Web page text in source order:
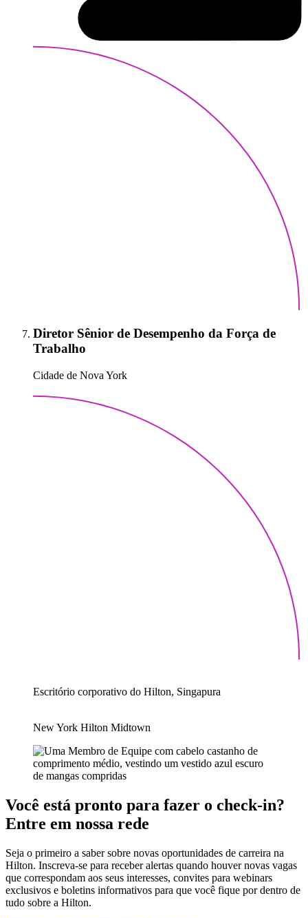
Diretor Sênior de Desempenho da Força de
Trabalho
Cidade de Nova York
Escritório corporativo do Hilton, Singapura
New York Hilton Midtown
Você está pronto para fazer o check-in?
Entre em nossa rede
Seja o primeiro a saber sobre novas oportunidades de carreira na
Hilton. Inscreva-se para receber alertas quando houver novas vagas
que correspondam aos seus interesses, convites para webinars
exclusivos e boletins informativos para que você fique por dentro de
tudo sobre a Hilton.